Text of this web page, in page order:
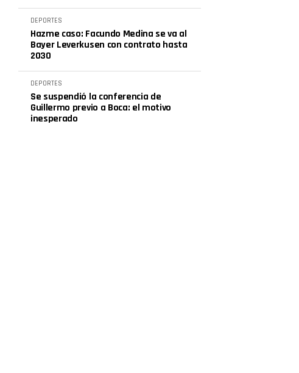
DEPORTES
Hazme caso: Facundo Medina se va al
Bayer Leverkusen con contrato hasta
2030
DEPORTES
Se suspendió la conferencia de
Guillermo previo a Boca: el motivo
inesperado